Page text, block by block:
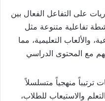
على التفاعل الفعال بين
تفاعلية متنوعة مثل
والألعاب التعليمية، مما
مع المحتوى الدراسي
ترتيباً منهجياً متسلسلاً
والاستيعاب للطلاب،